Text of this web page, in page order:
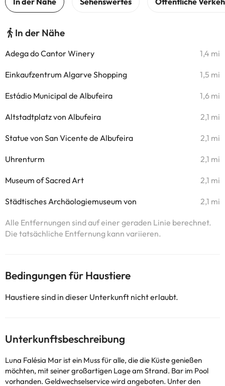
In der Nähe
Adega do Cantor Winery 1,4 mi
Einkaufzentrum Algarve Shopping 1,5 mi
Estádio Municipal de Albufeira 1,6 mi
Altstadtplatz von Albufeira 2,1 mi
Statue von San Vicente de Albufeira 2,1 mi
Uhrenturm 2,1 mi
Museum of Sacred Art 2,1 mi
Städtisches Archäologiemuseum von 2,1 mi
Alle Entfernungen sind auf einer geraden Linie berechnet.
Die tatsächliche Entfernung kann variieren.
Bedingungen für Haustiere
Haustiere sind in dieser Unterkunft nicht erlaubt.
Unterkunftsbeschreibung
Luna Falésia Mar ist ein Muss für alle, die die Küste genießen
möchten, mit seiner großartigen Lage am Strand. Bar im Pool
vorhanden. Geldwechselservice wird angeboten. Unter den